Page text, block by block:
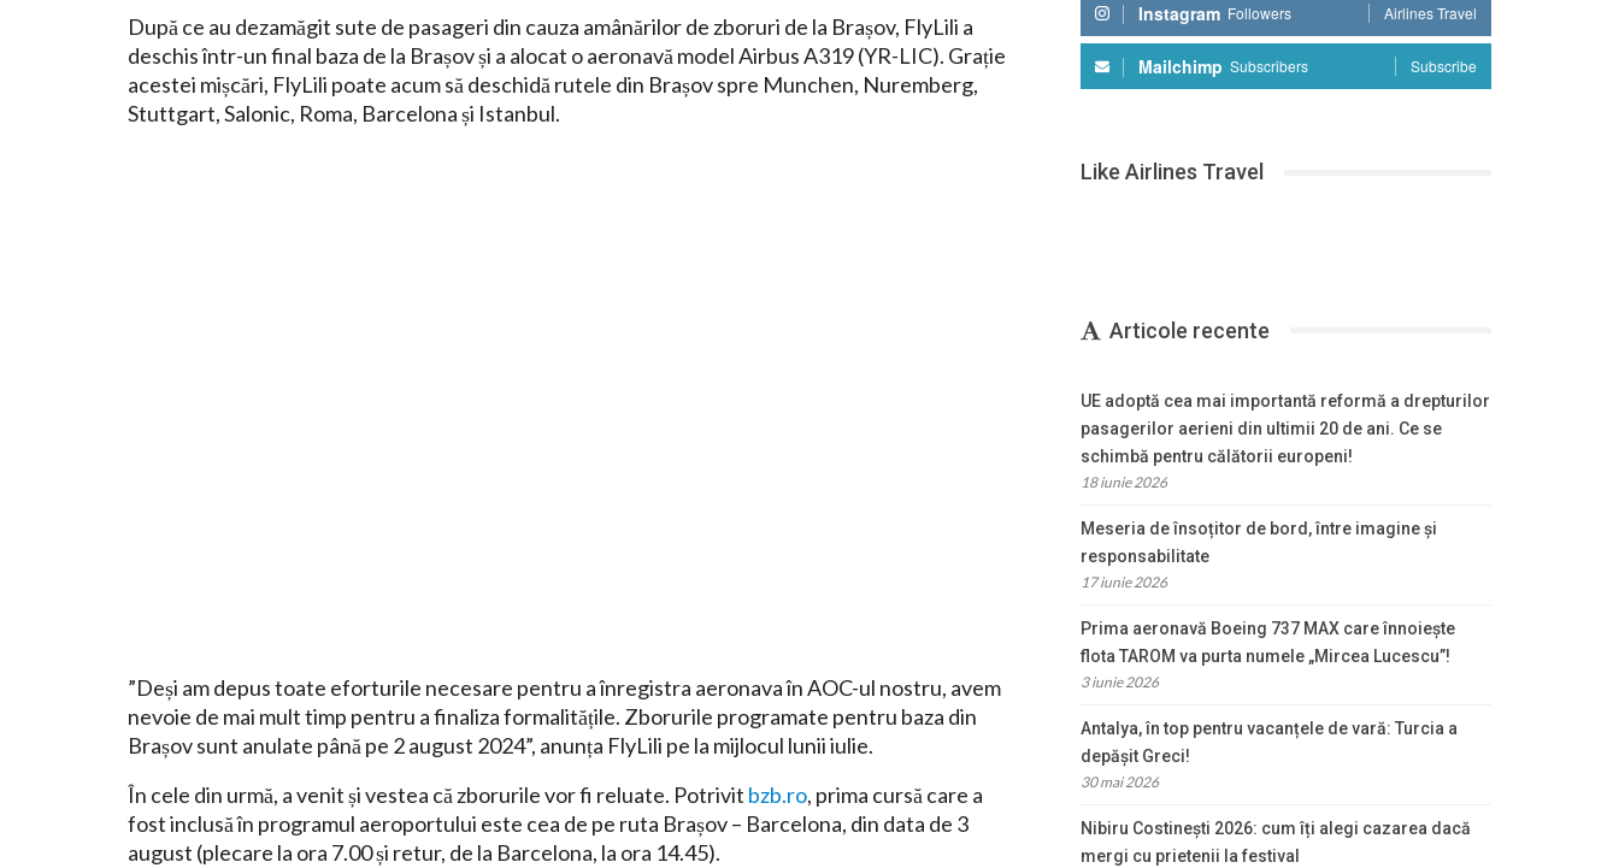
După ce au dezamăgit sute de pasageri din cauza amânărilor de zboruri de la Brașov, FlyLili a
deschis într-un final baza de la Brașov și a alocat o aeronavă model Airbus A319 (YR-LIC). Grație
acestei mișcări, FlyLili poate acum să deschidă rutele din Brașov spre Munchen, Nuremberg,
Stuttgart, Salonic, Roma, Barcelona și Istanbul.
”Deși am depus toate eforturile necesare pentru a înregistra aeronava în AOC-ul nostru, avem
nevoie de mai mult timp pentru a finaliza formalitățile. Zborurile programate pentru baza din
Brașov sunt anulate până pe 2 august 2024”, anunța FlyLili pe la mijlocul lunii iulie.
În cele din urmă, a venit și vestea că zborurile vor fi reluate. Potrivit bzb.ro, prima cursă care a
fost inclusă în programul aeroportului este cea de pe ruta Brașov – Barcelona, din data de 3
august (plecare la ora 7.00 și retur, de la Barcelona, la ora 14.45).
Instagram Followers Airlines Travel
Mailchimp Subscribers Subscribe
Like Airlines Travel
Articole recente
UE adoptă cea mai importantă reformă a drepturilor
pasagerilor aerieni din ultimii 20 de ani. Ce se
schimbă pentru călătorii europeni!
18 iunie 2026
Meseria de însoțitor de bord, între imagine și
responsabilitate
17 iunie 2026
Prima aeronavă Boeing 737 MAX care înnoiește
flota TAROM va purta numele „Mircea Lucescu”!
3 iunie 2026
Antalya, în top pentru vacanțele de vară: Turcia a
depășit Greci!
30 mai 2026
Nibiru Costinești 2026: cum îți alegi cazarea dacă
mergi cu prietenii la festival